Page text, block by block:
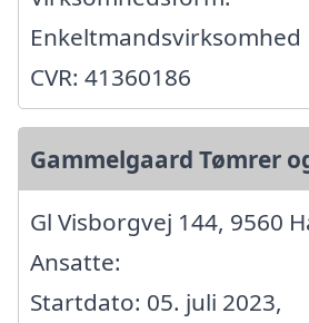
Enkeltmandsvirksomhed
CVR: 41360186
Gammelgaard Tømrer
Gl Visborgvej 144, 9560
Ansatte:
Startdato: 05. juli 2023,